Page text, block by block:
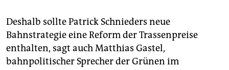
Deshalb sollte Patrick Schnieders neue
Bahnstrategie eine Reform der Trassenpreise
enthalten, sagt auch Matthias Gastel,
bahnpolitischer Sprecher der Grünen im